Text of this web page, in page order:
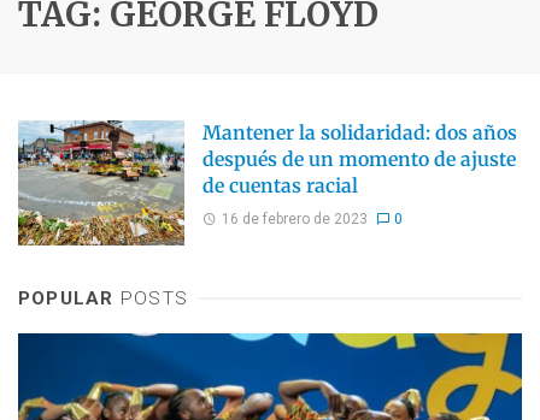
TAG: GEORGE FLOYD
Mantener la solidaridad: dos años
después de un momento de ajuste
de cuentas racial
16 de febrero de 2023 0
POPULAR POSTS